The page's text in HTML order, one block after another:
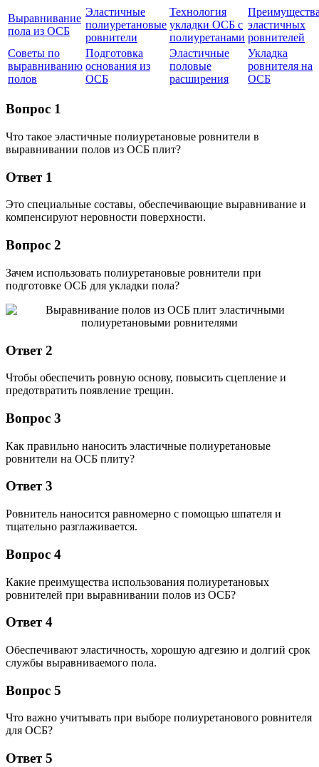
Выравнивание
пола из ОСБ
Эластичные
полиуретановые
ровнители
Технология
укладки ОСБ с
полиуретанами
эластичных
ровнителей
Советы по
выравниванию
полов
Подготовка
основания из
ОСБ
Эластичные
половые
расширения
Укладка
ровнителя на
ОСБ
Вопрос 1
Что такое эластичные полиуретановые ровнители в
выравнивании полов из ОСБ плит?
Ответ 1
Это специальные составы, обеспечивающие выравнивание и
компенсируют неровности поверхности.
Вопрос 2
Зачем использовать полиуретановые ровнители при
подготовке ОСБ для укладки пола?
Ответ 2
Чтобы обеспечить ровную основу, повысить сцепление и
предотвратить появление трещин.
Вопрос 3
Как правильно наносить эластичные полиуретановые
ровнители на ОСБ плиту?
Ответ 3
Ровнитель наносится равномерно с помощью шпателя и
тщательно разглаживается.
Вопрос 4
Какие преимущества использования полиуретановых
ровнителей при выравнивании полов из ОСБ?
Ответ 4
Обеспечивают эластичность, хорошую адгезию и долгий срок
службы выравниваемого пола.
Вопрос 5
Что важно учитывать при выборе полиуретанового ровнителя
для ОСБ?
Ответ 5